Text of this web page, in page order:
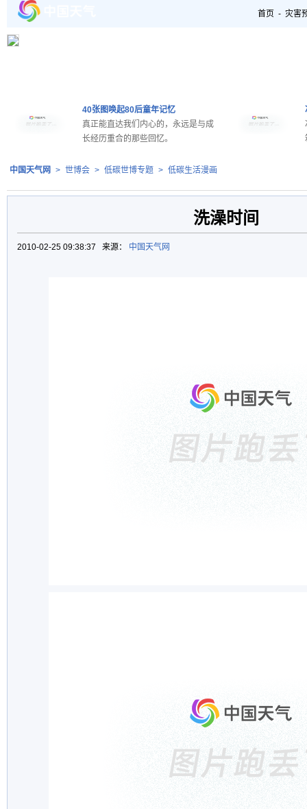
首页 - 灾害
40张图唤起80后童年记忆
真正能直达我们内心的，永远是与成
长经历重合的那些回忆。
中国天气网 > 世博会 > 低碳世博专题 > 低碳生活漫画
洗澡时间
2010-02-25 09:38:37 来源： 中国天气网